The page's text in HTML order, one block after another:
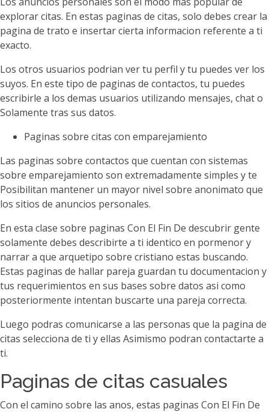
explorar citas. En estas paginas de citas, solo debes crear la
pagina de trato e insertar cierta informacion referente a ti
exacto.
Los otros usuarios podri­an ver tu perfil y tu puedes ver los
suyos. En este tipo de paginas de contactos, tu puedes
escribirle a los demas usuarios utilizando mensajes, chat o
Solamente tras sus datos.
Paginas sobre citas con emparejamiento
Las paginas sobre contactos que cuentan con sistemas
sobre emparejamiento son extremadamente simples y te
Posibilitan mantener un mayor nivel sobre anonimato que
los sitios de anuncios personales.
En esta clase sobre paginas Con El Fin De descubrir gente
solamente debes describirte a ti identico en pormenor y
narrar a que arquetipo sobre cristiano estas buscando.
Estas paginas de hallar pareja guardan tu documentacion y
tus requerimientos en sus bases sobre datos asi­ como
posteriormente intentan buscarte una pareja correcta.
Luego podras comunicarse a las personas que la pagina de
citas selecciona de ti y ellas Asimismo podran contactarte a
ti.
Paginas de citas casuales
Con el camino sobre las anos, estas paginas Con El Fin De